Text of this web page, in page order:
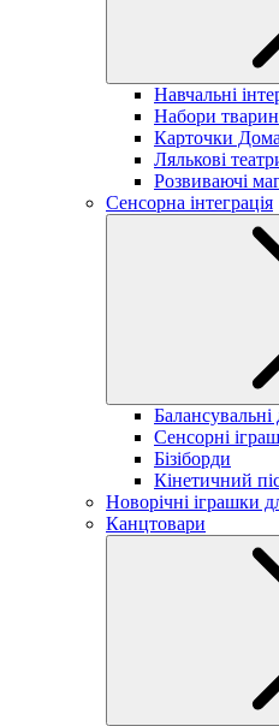
Навчальні
Набори тварин
Карточки
Лялькові
Розвиваючі
Сенсорна інтеграція
Сенсорні
Бізіборди
Кінетичний
Новорічні іграшки
Канцтовари